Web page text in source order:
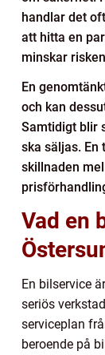
handlar det
att hitta en
minskar
En
och kan
Samtidigt blir
ska säljas. En
skillnaden
Vad en
En bilservice
seriös
serviceplan
beroende på